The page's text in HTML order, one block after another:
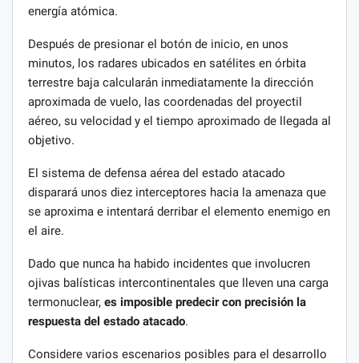
energía atómica.
Después de presionar el botón de inicio, en unos
minutos, los radares ubicados en satélites en órbita
terrestre baja calcularán inmediatamente la dirección
aproximada de vuelo, las coordenadas del proyectil
aéreo, su velocidad y el tiempo aproximado de llegada al
objetivo.
El sistema de defensa aérea del estado atacado
disparará unos diez interceptores hacia la amenaza que
se aproxima e intentará derribar el elemento enemigo en
el aire.
Dado que nunca ha habido incidentes que involucren
ojivas balísticas intercontinentales que lleven una carga
termonuclear, es imposible predecir con precisión la
respuesta del estado atacado.
Considere varios escenarios posibles para el desarrollo